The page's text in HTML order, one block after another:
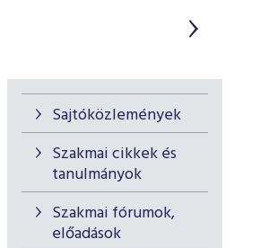
Sajtóközlemények
Szakmai cikkek és
tanulmányok
Szakmai fórumok,
előadások